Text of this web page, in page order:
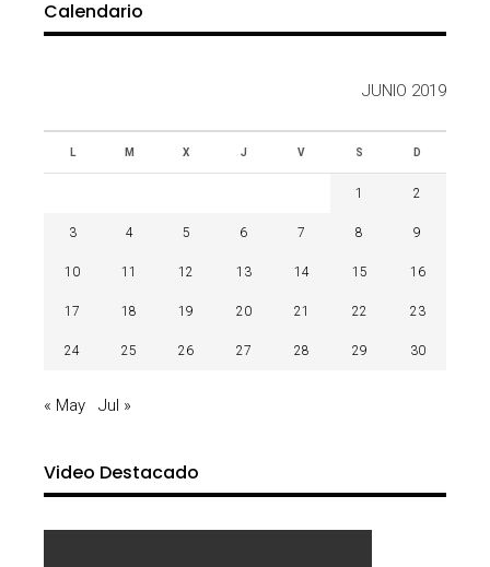
Calendario
JUNIO 2019
L M X J V S D
1 2
3 4 5 6 7 8 9
10 11 12 13 14 15 16
17 18 19 20 21 22 23
24 25 26 27 28 29 30
« May Jul »
Video Destacado